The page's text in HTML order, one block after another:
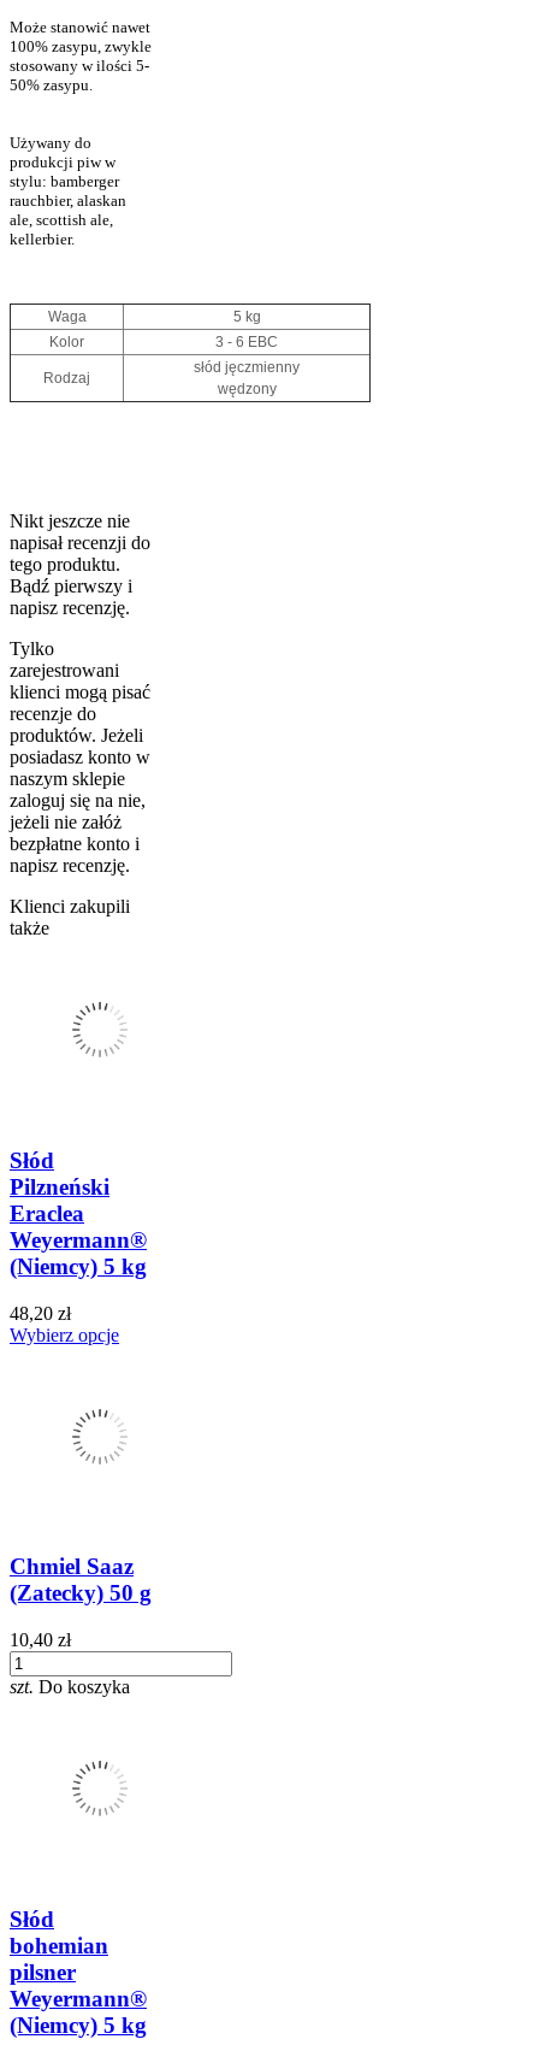
Może stanowić nawet
100% zasypu, zwykle
stosowany w ilości 5-
50% zasypu.
Używany do
produkcji piw w
stylu: bamberger
rauchbier, alaskan
ale, scottish ale,
kellerbier.
Waga
5 kg
Kolor
3 - 6 EBC
Rodzaj
słód jęczmienny
wędzony
Nikt jeszcze nie
napisał recenzji do
tego produktu.
Bądź pierwszy i
napisz recenzję.
Tylko
zarejestrowani
klienci mogą pisać
recenzje do
produktów. Jeżeli
posiadasz konto w
naszym sklepie
zaloguj się na nie,
jeżeli nie załóż
bezpłatne konto i
napisz recenzję.
Klienci zakupili
także
Słód
Pilzneński
Eraclea
Weyermann®
(Niemcy) 5 kg
48,20 zł
Wybierz opcje
Chmiel Saaz
(Zatecky) 50 g
10,40 zł
szt. Do koszyka
Słód
bohemian
pilsner
Weyermann®
(Niemcy) 5 kg